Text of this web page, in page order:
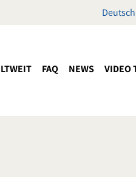
Deutsch
FAQ NEWS VIDEO